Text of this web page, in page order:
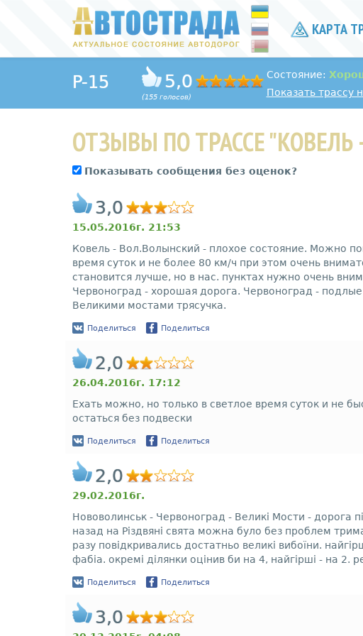
КАРТА
P-15 5,0
(155 голосов)
Состояние:
Показать трассу
ОТЗЫВЫ ПО ТРАССЕ
Показывать сообщения без оценок?
3,0
15.05.2016г. 21:53
Ковель - Вол.Волынский - плохое состояние. Можно
время суток и не более 80 км/ч при этом очень
становится лучше, но в нас. пунктах нужно очень
Червоноград - хорошая дорога. Червоноград -
Великими мостами трясучка.
Поделиться Поделиться
2,0
26.04.2016г. 17:12
Ехать можно, но только в светлое время суток и не
остаться без подвески
Поделиться Поделиться
2,0
29.02.2016г.
Нововолинськ - Червоноград - Великі Мости - дорога
назад на Різдвяні свята можна було без проблем
разу повідкривались достатньо великі вибоїни.
фабіа. окремі ділянки оцінив би на 4, найгірші - на 2.
Поделиться Поделиться
3,0